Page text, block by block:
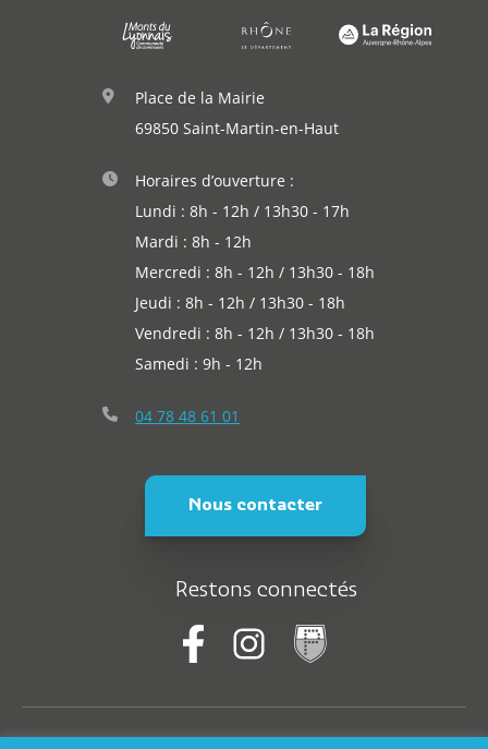
Place de la Mairie
69850 Saint-Martin-en-Haut
Horaires d’ouverture :
Lundi : 8h - 12h / 13h30 - 17h
Mardi : 8h - 12h
Mercredi : 8h - 12h / 13h30 - 18h
Jeudi : 8h - 12h / 13h30 - 18h
Vendredi : 8h - 12h / 13h30 - 18h
Samedi : 9h - 12h
04 78 48 61 01
Nous contacter
Restons connectés